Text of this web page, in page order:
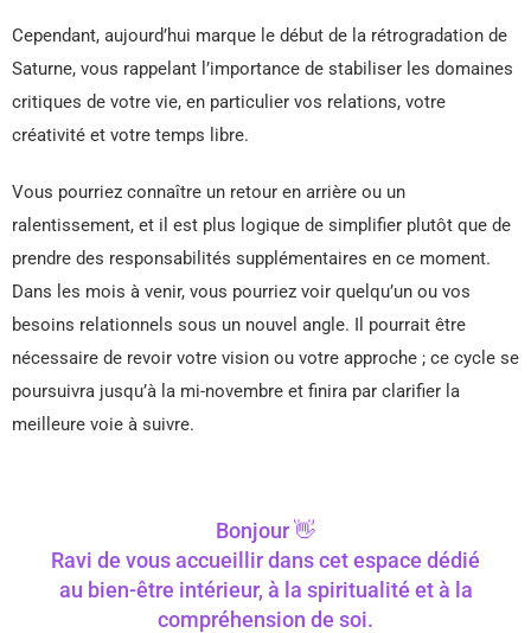
Cependant, aujourd’hui marque le début de la rétrogradation de
Saturne, vous rappelant l’importance de stabiliser les domaines
critiques de votre vie, en particulier vos relations, votre
créativité et votre temps libre.
Vous pourriez connaître un retour en arrière ou un
ralentissement, et il est plus logique de simplifier plutôt que de
prendre des responsabilités supplémentaires en ce moment.
Dans les mois à venir, vous pourriez voir quelqu’un ou vos
besoins relationnels sous un nouvel angle. Il pourrait être
nécessaire de revoir votre vision ou votre approche ; ce cycle se
poursuivra jusqu’à la mi-novembre et finira par clarifier la
meilleure voie à suivre.
Bonjour 👋
Ravi de vous accueillir dans cet espace dédié
au bien-être intérieur, à la spiritualité et à la
compréhension de soi.